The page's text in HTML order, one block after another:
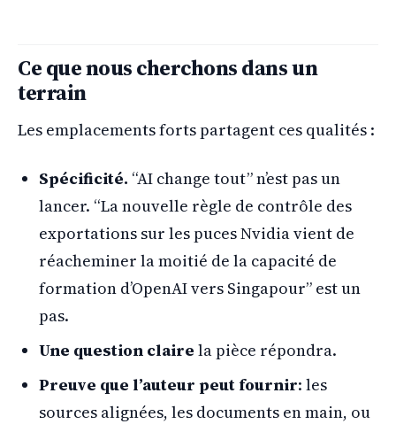
Ce que nous cherchons dans un
terrain
Les emplacements forts partagent ces qualités :
Spécificité. “AI change tout” n’est pas un
lancer. “La nouvelle règle de contrôle des
exportations sur les puces Nvidia vient de
réacheminer la moitié de la capacité de
formation d’OpenAI vers Singapour” est un
pas.
Une question claire la pièce répondra.
Preuve que l’auteur peut fournir: les
sources alignées, les documents en main, ou